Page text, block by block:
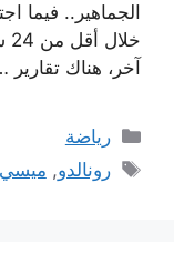
آخر، هناك تقارير
التصنيفات
رياضة
الوسوم
رونالدو, ميسي